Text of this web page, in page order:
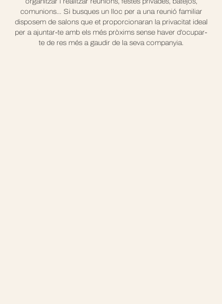
comunions… Si busques un lloc per a una reunió familiar
disposem de salons que et proporcionaran la privacitat ideal
per a ajuntar-te amb els més pròxims sense haver d’ocupar-
te de res més a gaudir de la seva companyia.